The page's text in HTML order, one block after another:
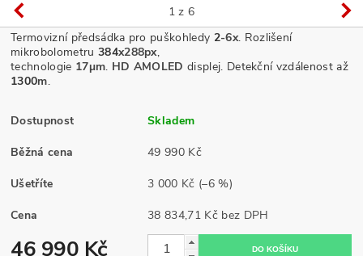
1 z 6
Termovizní předsádka pro puškohledy 2-6x. Rozlišení
mikrobolometru 384x288px,
technologie 17µm. HD AMOLED displej. Detekční vzdálenost až
1300m.
Dostupnost Skladem
Běžná cena 49 990 Kč
Ušetříte 3 000 Kč (–6 %)
Cena 38 834,71 Kč bez DPH
46 990 Kč